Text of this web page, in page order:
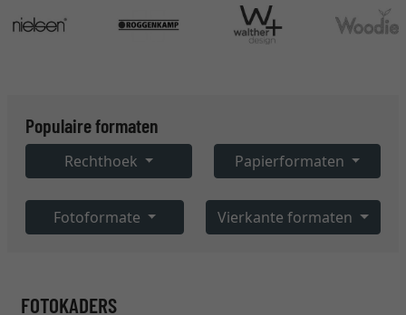
Populaire formaten
Rechthoek Papierformaten
Fotoformate Vierkante formaten
FOTOKADERS